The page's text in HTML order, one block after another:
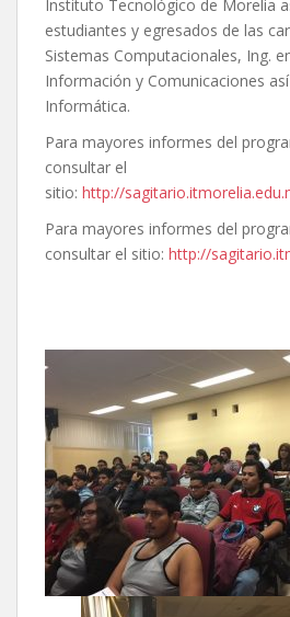
Instituto Tecnológico de Morelia
estudiantes y egresados de las
Sistemas Computacionales, Ing.
Información y Comunicaciones
Informática.
Para mayores informes del
consultar el
sitio: http://
Para mayores informes del
consultar el sitio: http://